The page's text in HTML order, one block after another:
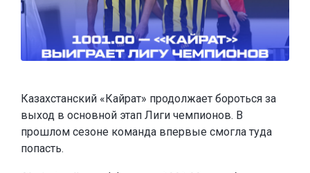
Казахстанский «Кайрат» продолжает бороться за
выход в основной этап Лиги чемпионов. В
прошлом сезоне команда впервые смогла туда
попасть.